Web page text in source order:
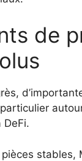
de
stables,